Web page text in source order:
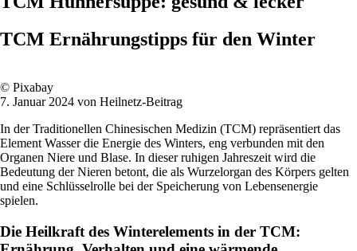
TCM Ernährungstipps für den Winter
© Pixabay
7. Januar 2024 von Heilnetz-Beitrag
In der Traditionellen Chinesischen Medizin (TCM) repräsentiert das
Element Wasser die Energie des Winters, eng verbunden mit den
Organen Niere und Blase. In dieser ruhigen Jahreszeit wird die
Bedeutung der Nieren betont, die als Wurzelorgan des Körpers gelten
und eine Schlüsselrolle bei der Speicherung von Lebensenergie
spielen.
Die Heilkraft des Winterelements in der TCM: